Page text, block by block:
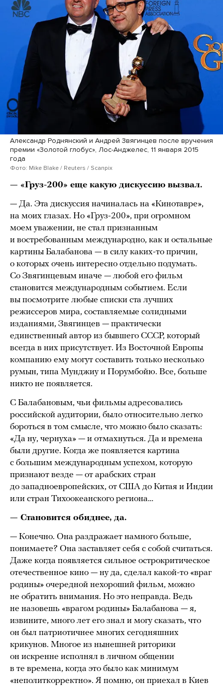
Александр Роднянский и Андрей Звягинцев после вручения
премии «Золотой глобус», Лос-Анджелес, 11 января 2015
года
Фото: Mike Blake / Reuters / Scanpix
— «Груз-200» еще какую дискуссию вызвал.
— Да. Эта дискуссия начиналась на «Кинотавре»,
на моих глазах. Но «Груз-200», при огромном
моем уважении, не стал признанным
и востребованным международно, как и остальные
картины Балабанова — в силу каких-то причин,
о которых очень интересно отдельно подумать.
Со Звягинцевым иначе — любой его фильм
становится международным событием. Если
вы посмотрите любые списки ста лучших
режиссеров мира, составляемые солидными
изданиями, Звягинцев — практически
единственный автор из бывшего СССР, который
всегда в них присутствует. Из Восточной Европы
компанию ему могут составить только несколько
румын, типа Мунджиу и Порумбойю. Все, больше
никто не появляется.
С Балабановым, чьи фильмы адресовались
российской аудитории, было относительно легко
бороться в том смысле, что можно было сказать:
«Да ну, чернуха» — и отмахнуться. Да и времена
были другие. Когда же появляется картина
с большим международным успехом, которую
признают везде — от арабских стран
до западноевропейских, от США до Китая и Индии
или стран Тихоокеанского региона…
— Становится обиднее, да.
— Конечно. Она раздражает намного больше,
понимаете? Она заставляет себя с собой считаться.
Даже когда появляется сильное острокритическое
отечественное кино — ну да, сделал какой-то «враг
родины» очередной нехороший фильм, можно
не обратить внимания. Но это неправда. Ведь
не назовешь «врагом родины» Балабанова — я,
извините, много лет его знал и могу сказать, что
он был патриотичнее многих сегодняшних
крикунов. Многое из нынешней риторики
он искренне исполнял в личном общении
в те времена, когда это было как минимум
«неполиткорректно». Я помню, он приехал в Киев